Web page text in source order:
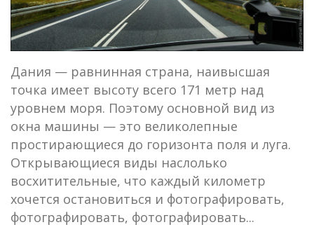
Дания — равнинная страна, наивысшая
точка имеет высоту всего 171 метр над
уровнем моря. Поэтому основной вид из
окна машины — это великолепные
простирающиеся до горизонта поля и луга.
Открывающиеся виды наслолько
восхитительные, что каждый километр
хочется остановиться и фотографировать,
фотографировать, фотографировать...